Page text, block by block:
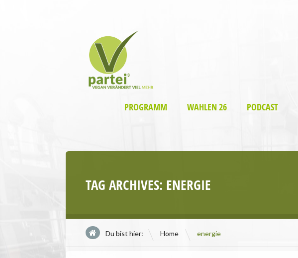
PROGRAMM WAHLEN 26 PODCAST
TAG ARCHIVES: ENERGIE
Du bist hier: Home \ energie